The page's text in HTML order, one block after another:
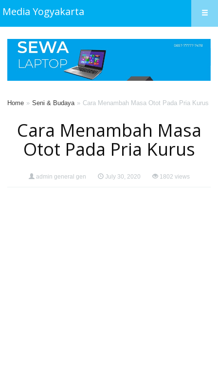
Media Yogyakarta
Home Seni & Budaya Cara Menambah Masa Otot Pada Pria Kurus
Cara Menambah Masa
Otot Pada Pria Kurus
admin general gen July 30, 2020 1802 views